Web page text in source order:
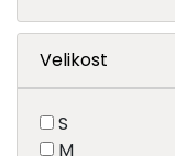
Velikost
S
M